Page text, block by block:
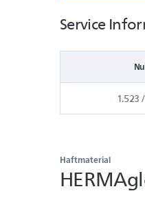
Service
1.523
Haftmaterial